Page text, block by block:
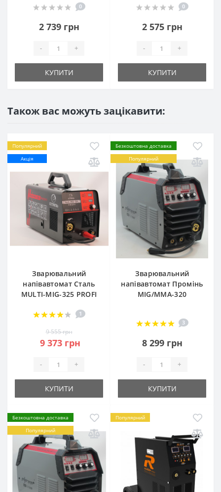
0
2 739 грн
- +
КУПИТИ
0
2 575 грн
- +
КУПИТИ
Також вас можуть зацікавити:
Популярний
Акція
Зварювальний
напівавтомат Сталь
MULTI-MIG-325 PROFI
1
9 555 грн
9 373 грн
- +
КУПИТИ
Безкоштовна доставка
Популярний
Зварювальний
напівавтомат Промінь
MIG/MMA-320
3
8 299 грн
- +
КУПИТИ
Безкоштовна доставка
Популярний
Популярний